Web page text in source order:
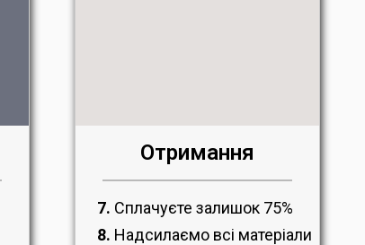
Отримання
7. Сплачуєте залишок 75%
8. Надсилаємо всі матеріали